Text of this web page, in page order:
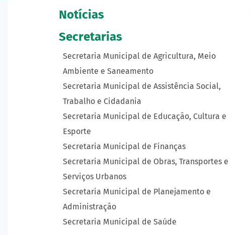
Notícias
Secretarias
Secretaria Municipal de Agricultura, Meio
Ambiente e Saneamento
Secretaria Municipal de Assistência Social,
Trabalho e Cidadania
Secretaria Municipal de Educação, Cultura e
Esporte
Secretaria Municipal de Finanças
Secretaria Municipal de Obras, Transportes e
Serviços Urbanos
Secretaria Municipal de Planejamento e
Administração
Secretaria Municipal de Saúde